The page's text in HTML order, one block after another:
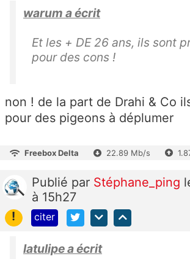
warum a écrit
Et les + DE 26 ans, ils sont
pour des cons !
non ! de la part de Drahi & Co
pour des pigeons à déplumer
Freebox Delta 22.89 Mb/s
Publié par Stéphane_ping
à 15h27
!
citer
latulipe a écrit